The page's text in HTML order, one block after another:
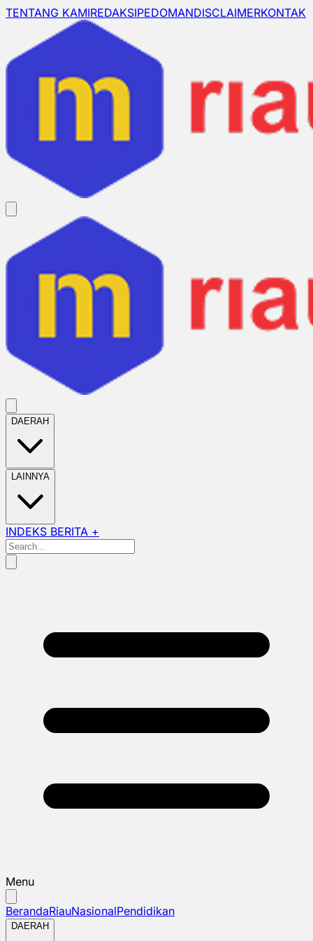
TENTANG KAMIREDAKSIPEDOMANDISCLAIMERKONTAK
DAERAH
LAINNYA
INDEKS BERITA +
Menu
BerandaRiauNasionalPendidikan
DAERAH